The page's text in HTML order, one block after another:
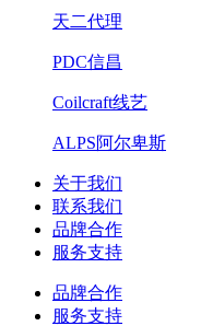
天二代理
PDC信昌
Coilcraft线艺
ALPS阿尔卑斯
关于我们
联系我们
品牌合作
服务支持
品牌合作
服务支持